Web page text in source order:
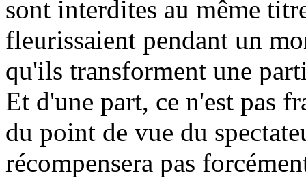
sont interdites au même
fleurissaient pendant un
qu'ils transforment une
Et d'une part, ce n'est pas
du point de vue du
récompensera pas